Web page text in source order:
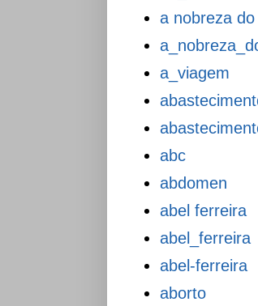
a nobreza
a_viagem
abc
abdomen
abel ferreira
abel_ferreira
abel-ferreira
aborto